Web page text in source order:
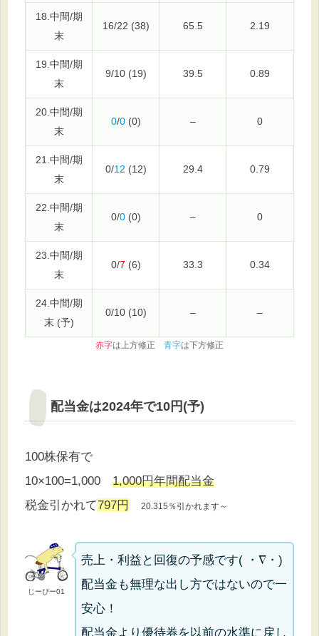
18.中間/期
末
16/22 (38) 65.5 2.19
19.中間/期
末
9/10 (19) 39.5 0.89
20.中間/期
末
0/0(0) – 0
21.中間/期
末
0/12 (12) 29.4 0.79
22.中間/期
末
0/0(0) – 0
23.中間/期
末
0/7 (6) 33.3 0.34
24.中間/期
末 (予)
0/10 (10) – –
赤字は上方修正 青字は下方修正
配当金は2024年で10円(予)
100株保有で
10×100=1,000 1,000円年間配当金
税金引かれて797円 20.315％引かれます～
じーぴー01
売上・利益と回復の予感です( ・∇・)
配当金も無理な出し方ではないので一
安心！
配当金より優待券を以前の水準に戻し